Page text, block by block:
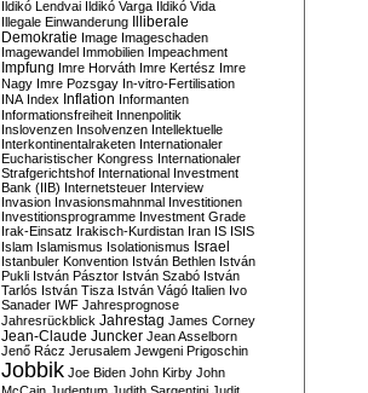
Ildikó Lendvai Ildikó Varga Ildikó Vida
Illegale Einwanderung Illiberale
Demokratie Image Imageschaden
Imagewandel Immobilien Impeachment
Impfung Imre Horváth Imre Kertész Imre
Nagy Imre Pozsgay In-vitro-Fertilisation
INA Index Inflation Informanten
Informationsfreiheit Innenpolitik
Inslovenzen Insolvenzen Intellektuelle
Interkontinentalraketen Internationaler
Eucharistischer Kongress Internationaler
Strafgerichtshof International Investment
Bank (IIB) Internetsteuer Interview
Invasion Invasionsmahnmal Investitionen
Investitionsprogramme Investment Grade
Irak-Einsatz Irakisch-Kurdistan Iran IS ISIS
Islam Islamismus Isolationismus Israel
Istanbuler Konvention István Bethlen István
Pukli István Pásztor István Szabó István
Tarlós István Tisza István Vágó Italien Ivo
Sanader IWF Jahresprognose
Jahresrückblick Jahrestag James Corney
Jean-Claude Juncker Jean Asselborn
Jenő Rácz Jerusalem Jewgeni Prigoschin
Jobbik Joe Biden John Kirby John